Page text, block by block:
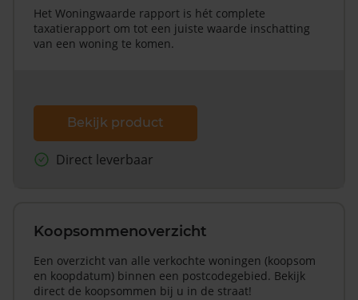
Het Woningwaarde rapport is hét complete
taxatierapport om tot een juiste waarde inschatting
van een woning te komen.
Bekijk product
Direct leverbaar
Koopsommenoverzicht
Een overzicht van alle verkochte woningen (koopsom
en koopdatum) binnen een postcodegebied. Bekijk
direct de koopsommen bij u in de straat!